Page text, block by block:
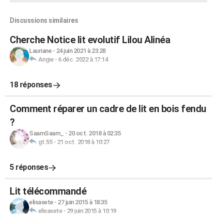
Discussions similaires
Cherche Notice lit evolutif Lilou Alinéa
Lauriane- 24 juin 2021 à 23:28
Angie- 6 déc. 2022 à 17:14
18 réponses
Comment réparer un cadre de lit en bois fendu
?
SaamSaam_ - 20 oct. 2018 à 02:35
gt.55- 21 oct. 2018 à 10:27
5 réponses
Lit télécommandé
elisasete- 27 juin 2015 à 18:35
elisasete- 29 juin 2015 à 10:19